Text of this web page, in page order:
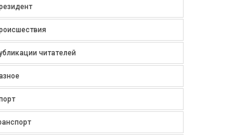
читателей